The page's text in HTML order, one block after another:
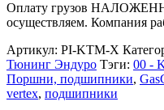
Оплату грузов
осуществляем. Компания
Артикул: PI-KTM-X
Тюнинг Эндуро Тэги: 00 -
Поршни, подшипники,
vertex, подшипники